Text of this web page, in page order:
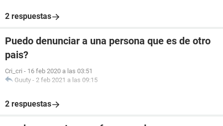
2 respuestas
Puedo denunciar a una persona que es de otro
pais?
Cri_cri - 16 feb 2020 a las 03:51
Guuty - 2 feb 2021 a las 09:15
2 respuestas